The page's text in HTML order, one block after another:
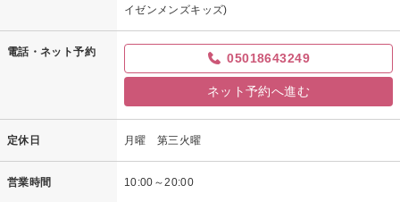
イゼンメンズキッズ)
電話・ネット予約 05018643249
ネット予約へ進む
定休日 月曜 第三火曜
営業時間 10:00～20:00